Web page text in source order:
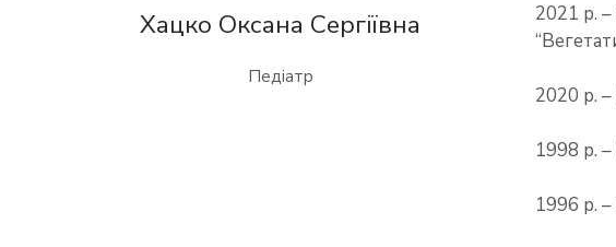
2021 р.
2020 р. –
1998 р.
1996 р. –
Хацко Оксана Сергіївна
Педіатр